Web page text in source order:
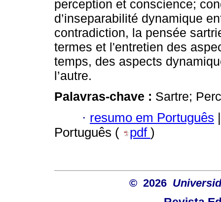
perception et conscience;
d’inseparabilité dynamique
contradiction, la pensée
termes et l'entretien des
temps, des aspects
l’autre.
Palavras-chave : Sartre;
· resumo em Português |
Português (
pdf )
© 2026